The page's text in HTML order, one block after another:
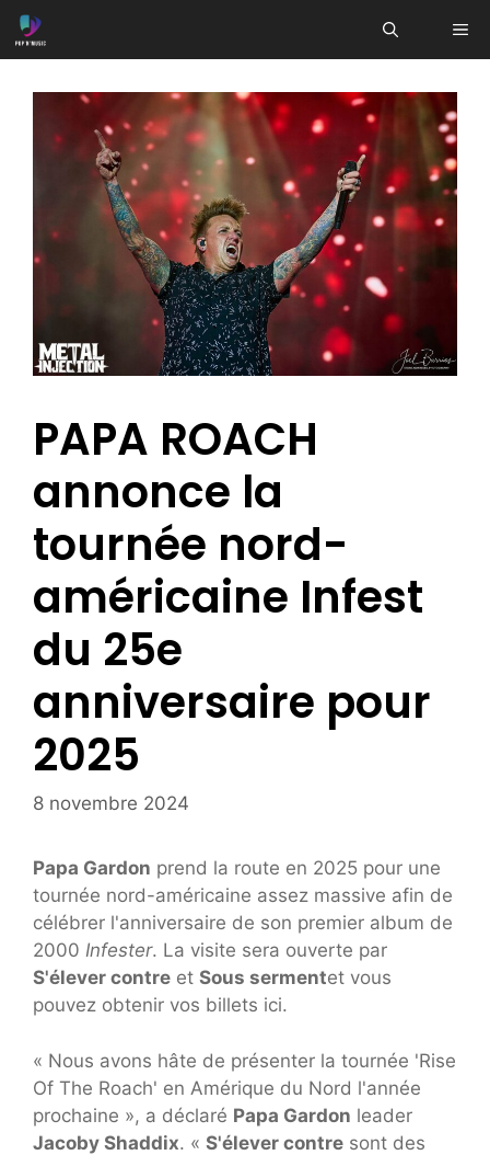
Aller
au
PAPA ROACH
annonce la
tournée nord-
américaine Infest
du 25e
anniversaire pour
2025
8 novembre 2024
Papa Gardon prend la route en 2025 pour une
tournée nord-américaine assez massive afin de
célébrer l'anniversaire de son premier album de
2000 Infester. La visite sera ouverte par
S'élever contre et Sous sermentet vous
pouvez obtenir vos billets ici.
« Nous avons hâte de présenter la tournée 'Rise
Of The Roach' en Amérique du Nord l'année
prochaine », a déclaré Papa Gardon leader
Jacoby Shaddix. « S'élever contre sont des